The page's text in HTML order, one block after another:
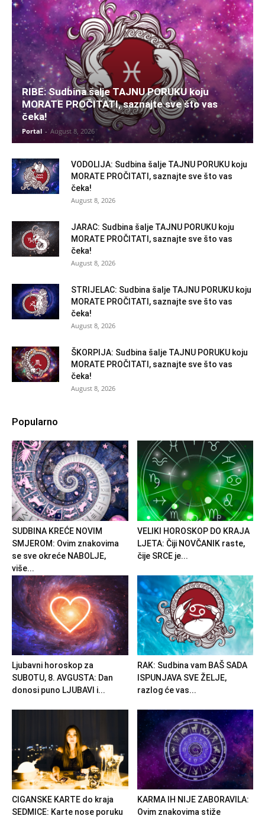
RIBE: Sudbina šalje TAJNU PORUKU koju
MORATE PROČITATI, saznajte sve što vas
čeka!
Portal - August 8, 2026
VODOLIJA: Sudbina šalje TAJNU PORUKU koju
MORATE PROČITATI, saznajte sve što vas
čeka!
August 8, 2026
JARAC: Sudbina šalje TAJNU PORUKU koju
MORATE PROČITATI, saznajte sve što vas
čeka!
August 8, 2026
STRIJELAC: Sudbina šalje TAJNU PORUKU koju
MORATE PROČITATI, saznajte sve što vas
čeka!
August 8, 2026
ŠKORPIJA: Sudbina šalje TAJNU PORUKU koju
MORATE PROČITATI, saznajte sve što vas
čeka!
August 8, 2026
Popularno
SUDBINA KREĆE NOVIM
SMJEROM: Ovim znakovima
se sve okreće NABOLJE,
više...
VELIKI HOROSKOP DO KRAJA
LJETA: Čiji NOVČANIK raste,
čije SRCE je...
Ljubavni horoskop za
SUBOTU, 8. AVGUSTA: Dan
donosi puno LJUBAVI i...
RAK: Sudbina vam BAŠ SADA
ISPUNJAVA SVE ŽELJE,
razlog će vas...
CIGANSKE KARTE do kraja
SEDMICE: Karte nose poruku
KARMA IH NIJE ZABORAVILA:
Ovim znakovima stiže